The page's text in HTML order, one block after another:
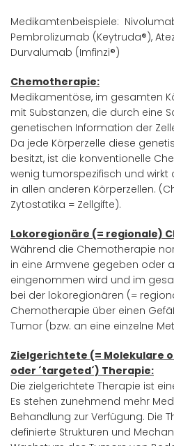
Medikamtenbeispiele:
Pembrolizumab (Keytruda®),
Durvalumab (Imfinzi®)
Chemotherapie:
Medikamentöse, im gesamten
mit Substanzen, die durch eine
genetischen Information der
Da jede Körperzelle diese
besitzt, ist die konventionelle
wenig tumorspezifisch und
in allen anderen Körperzellen.
Zytostatika = Zellgifte).
Lokoregionäre (= regionale)
Während die Chemotherapie
in eine Armvene gegeben oder
eingenommen wird und im
bei der lokoregionären (=
Chemotherapie über einen
Tumor (bzw. an eine einzelne
Zielgerichtete (= Molekulare
oder ´targeted´) Therapie:
Die zielgerichtete Therapie ist
Es stehen zunehmend mehr
Behandlung zur Verfügung. Die
definierte Strukturen und